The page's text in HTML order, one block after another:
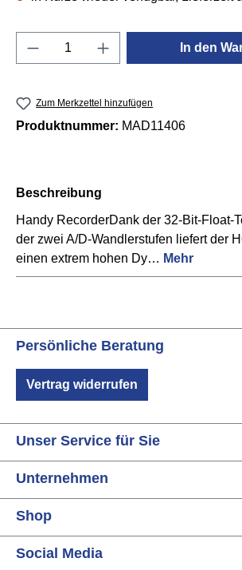
Produkt Anzahl: Gib den
In den
Zum Merkzettel hinzufügen
Produktnummer: MAD11406
Beschreibung
Handy RecorderDank der 32-Bit-Float-
der zwei A/D-Wandlerstufen liefert der
einen extrem hohen Dy… Mehr
Persönliche Beratung
Vertrag widerrufen
Unser Service für Sie
Unternehmen
Shop
Social Media